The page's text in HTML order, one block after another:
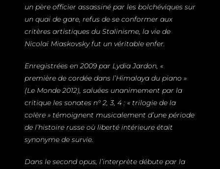
un père officier assassiné par les bolchéviques sur
un quai de gare, refus de se conformer aux
critères artistiques du Stalinisme, la vie de
Nicolaï Miaskovsky fut un véritable enfer.
Enregistrées en 2009 par Lydia Jardon, «
première de cordée dans l’Himalaya du piano »
(Le Monde 2012), saluées unanimement par la
critique les sonates n° 2, 3, 4 : « trilogie de la
colère » témoignent musicalement d’une période
de l’histoire russe où liberté intérieure était
synonyme de survie.
Dans le second opus, l’interprète débute par la